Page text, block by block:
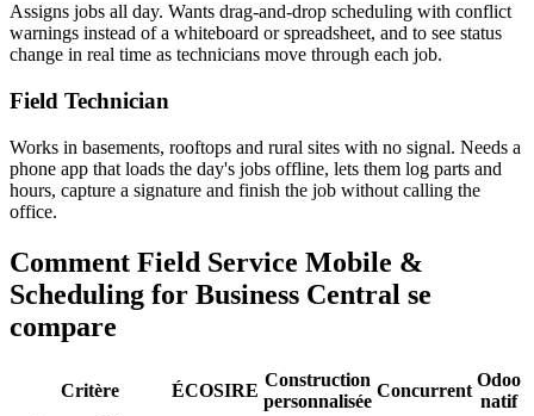
Assigns jobs all day. Wants drag-and-drop scheduling with conflict
warnings instead of a whiteboard or spreadsheet, and to see status
change in real time as technicians move through each job.
Field Technician
Works in basements, rooftops and rural sites with no signal. Needs a
phone app that loads the day's jobs offline, lets them log parts and
hours, capture a signature and finish the job without calling the
office.
Comment Field Service Mobile &
Scheduling for Business Central se
compare
Critère ÉCOSIRE
Construction
personnalisée
Concurrent
Odoo
natif